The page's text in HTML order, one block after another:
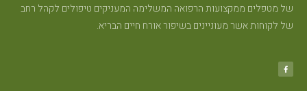
של מטפלים ממקצועות הרפואה המשלימה המעניקים טיפולים לקהל רחב
של לקוחות אשר מעוניינים בשיפור אורח חיים הבריא.